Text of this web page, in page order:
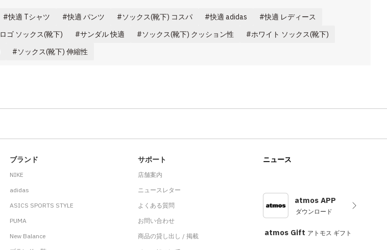
快適 Tシャツ 快適 パンツ ソックス(靴下) コスパ 快適 adidas
快適 レディース
ロゴ ソックス(靴下) サンダル 快適 ソックス(靴下) クッション性
ホワイト ソックス(靴下)
ソックス(靴下) 伸縮性
ブランド
NIKE
adidas
ASICS SPORTS STYLE
PUMA
New Balance
サポート
店舗案内
ニュースレター
よくある質問
お問い合わせ
商品の貸し出し / 掲載
ニュース
atmos APP
ダウンロード
atmos Gift アトモス ギフト